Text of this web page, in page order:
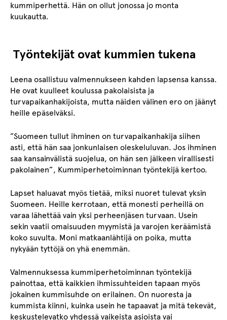
kummiperhettä. Hän on ollut jonossa jo monta
kuukautta.
Työntekijät ovat kummien tukena
Leena osallistuu valmennukseen kahden lapsensa kanssa.
He ovat kuulleet koulussa pakolaisista ja
turvapaikanhakijoista, mutta näiden välinen ero on jäänyt
heille epäselväksi.
”Suomeen tullut ihminen on turvapaikanhakija siihen
asti, että hän saa jonkunlaisen oleskeluluvan. Jos ihminen
saa kansainvälistä suojelua, on hän sen jälkeen virallisesti
pakolainen”, Kummiperhetoiminnan työntekijä kertoo.
Lapset haluavat myös tietää, miksi nuoret tulevat yksin
Suomeen. Heille kerrotaan, että monesti perheillä on
varaa lähettää vain yksi perheenjäsen turvaan. Usein
sekin vaatii omaisuuden myymistä ja varojen keräämistä
koko suvulta. Moni matkaanlähtijä on poika, mutta
nykyään tyttöjä on yhä enemmän.
Valmennuksessa kummiperhetoiminnan työntekijä
painottaa, että kaikkien ihmissuhteiden tapaan myös
jokainen kummisuhde on erilainen. On nuoresta ja
kummista kiinni, kuinka usein he tapaavat ja mitä tekevät,
keskustelevatko yhdessä vaikeista asioista vai